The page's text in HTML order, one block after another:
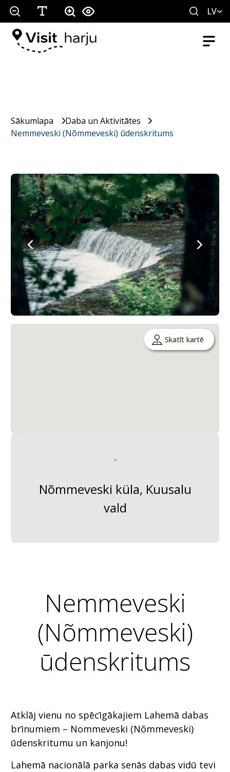
LV
Sākumlapa
Daba un Aktivitātes
Nemmeveski (Nõmmeveski) ūdenskritums
Skatīt kartē
Nõmmeveski küla, Kuusalu
vald
Nemmeveski
(Nõmmeveski)
ūdenskritums
Atklāj vienu no spēcīgākajiem Lahemā dabas
brīnumiem – Nommeveski (Nõmmeveski)
ūdenskritumu un kanjonu!
Lahemā nacionālā parka senās dabas vidū tevi